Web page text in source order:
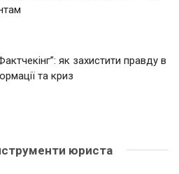
як захистити правду в
та криз
юриста